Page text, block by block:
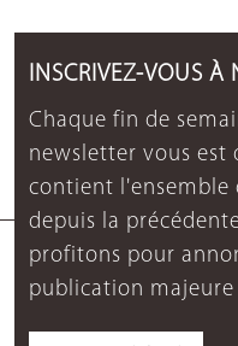
INSCRIVEZ-VOUS À
Chaque fin de
newsletter vous est
contient l'ensemble
depuis la
profitons pour
publication